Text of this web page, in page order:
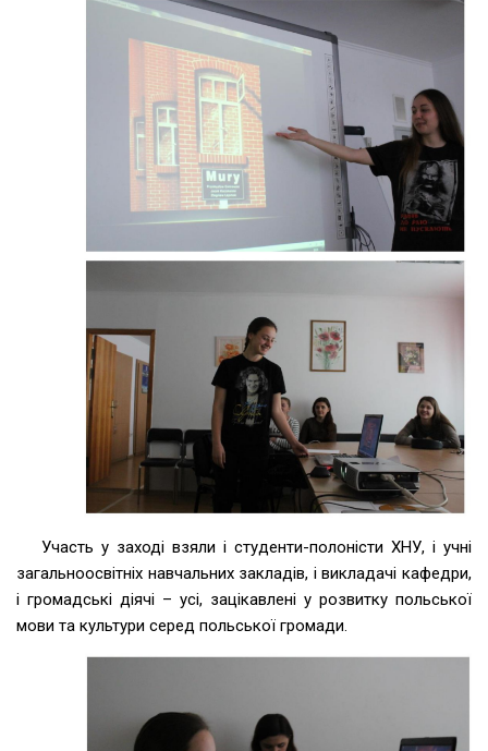
Участь у заході взяли і студенти-полоністи ХНУ, і учні
загальноосвітніх навчальних закладів, і викладачі кафедри,
і громадські діячі – усі, зацікавлені у розвитку польської
мови та культури серед польської громади.